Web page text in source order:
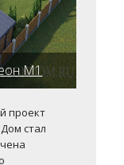
М1
проект
стал